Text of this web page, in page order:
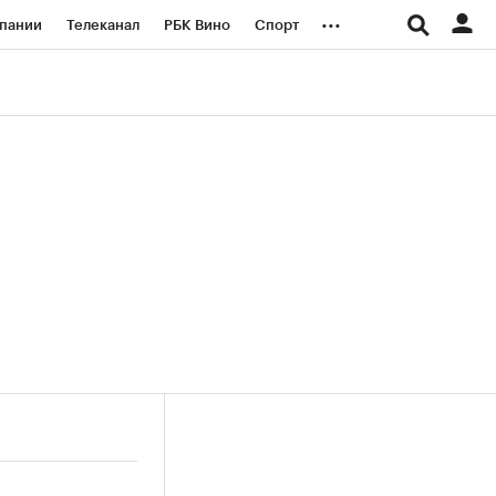
Телеканал РБК Вино Спорт ...